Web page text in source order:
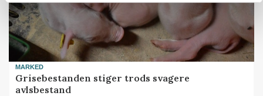
MARKED
Grisebestanden stiger trods svagere
avlsbestand